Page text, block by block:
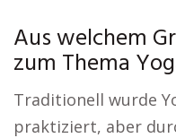
Aus welchem
zum Thema
Traditionell wurde
praktiziert, aber